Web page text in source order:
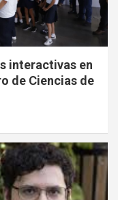
interactivas en
de Ciencias de